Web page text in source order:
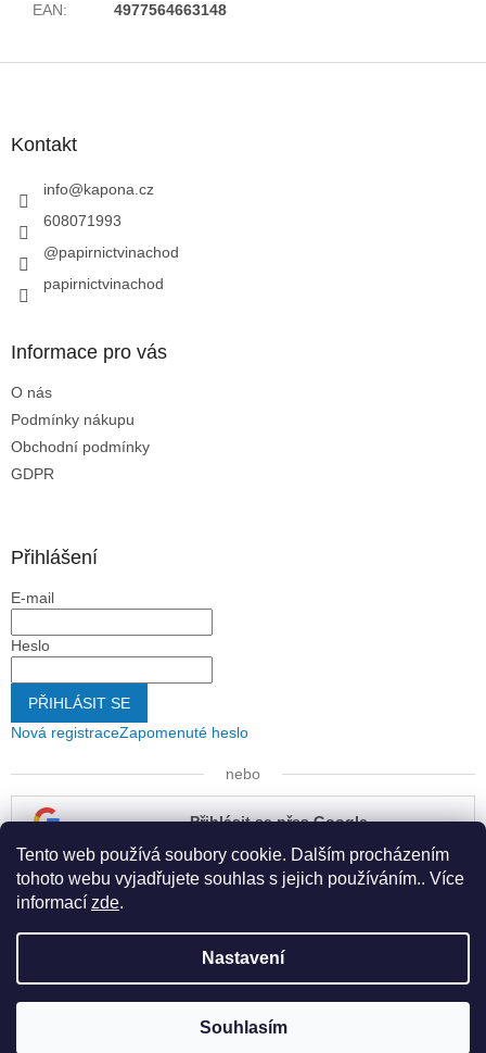
Tento web používá soubory cookie. Dalším procházením
tohoto webu vyjadřujete souhlas s jejich používáním.. Více
informací zde.
Nastavení
Souhlasím
EAN: 4977564663148
Kontakt
info@kapona.cz
608071993
@papirnictvinachod
papirnictvinachod
Informace pro vás
O nás
Podmínky nákupu
Obchodní podmínky
GDPR
Přihlášení
E-mail
Heslo
PŘIHLÁSIT SE
Nová registraceZapomenuté heslo
nebo
Přihlásit se přes Google
Přihlásit se přes Seznam
Vytvořil Shoptet
Kapona s.r.o.. Všechna práva vyhrazena.